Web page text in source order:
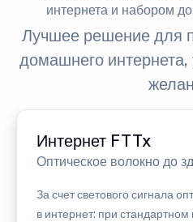
интернета и набором
Лучшее решение для
домашнего
Интернет FTTx
Оптическое волокно до
За счет светового сигнала
в интернет: при